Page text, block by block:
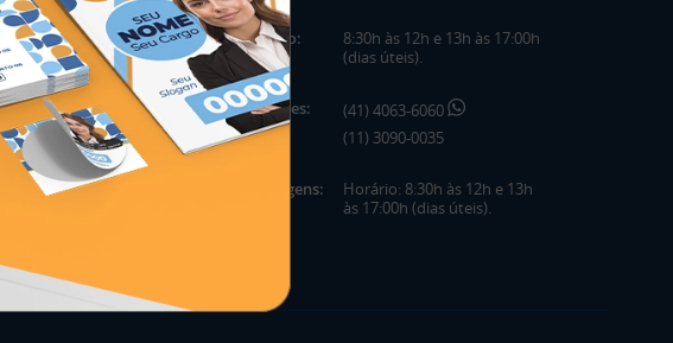
de
Horário:
8:30h às 12h e 13h às 17:00h
(dias úteis).
Telefones:
(41) 4063-6060
(11) 3090-0035
Mensagens:
Horário: 8:30h às 12h e 13h
às 17:00h (dias úteis).